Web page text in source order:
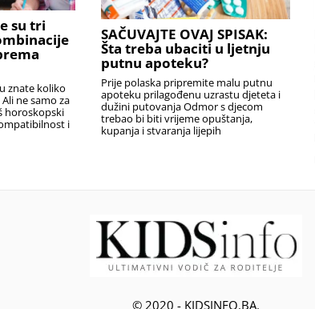
su tri
znate koliko
ne samo za
horoskopski
i
SAČUVAJTE OVAJ SPISAK:
Šta treba ubaciti u ljetnju
putnu apoteku?
Prije polaska pripremite malu putnu
apoteku prilagođenu uzrastu djeteta i
dužini putovanja Odmor s djecom
trebao bi biti vrijeme opuštanja,
kupanja i stvaranja lijepih
© 2020 - KIDSINFO.BA.